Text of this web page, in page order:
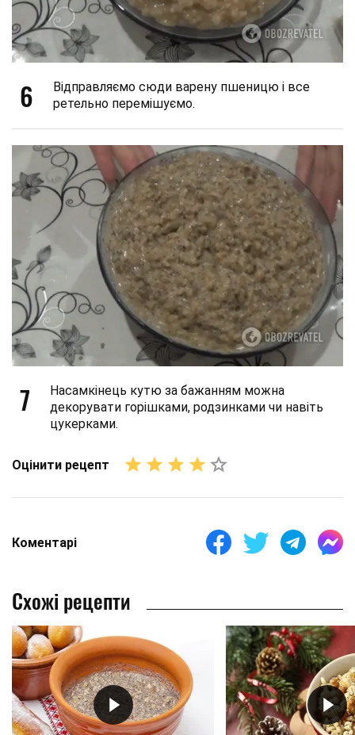
6
Відправляємо сюди варену пшеницю і все
ретельно перемішуємо.
7
Насамкінець кутю за бажанням можна
декорувати горішками, родзинками чи навіть
цукерками.
Оцінити рецепт
Коментарі
Схожі рецепти